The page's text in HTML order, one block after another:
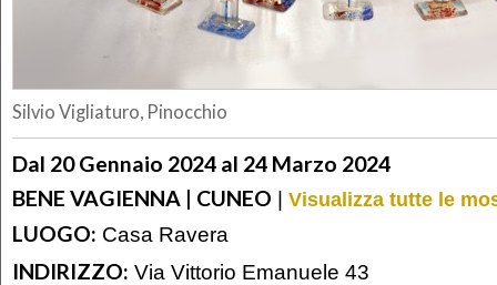
Silvio Vigliaturo, Pinocchio
Dal 20 Gennaio 2024 al 24 Marzo 2024
BENE VAGIENNA | CUNEO | Visualizza tutte le
LUOGO: Casa Ravera
INDIRIZZO: Via Vittorio Emanuele 43